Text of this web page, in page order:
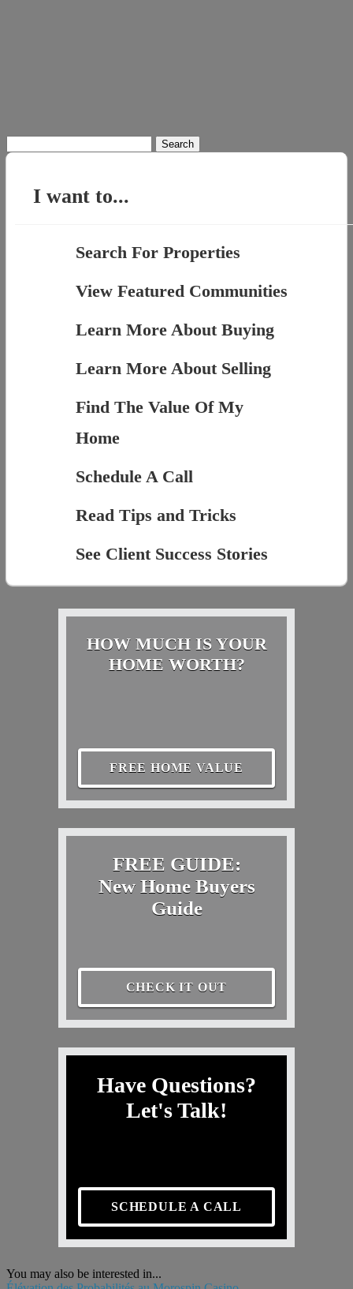
for:
I want to...
Search For Properties
View Featured Communities
Learn More About Buying
Learn More About Selling
Find The Value Of My
Home
Schedule A Call
Read Tips and Tricks
See Client Success Stories
HOW MUCH IS YOUR
HOME WORTH?
FREE HOME VALUE
FREE GUIDE:
New Home Buyers
Guide
CHECK IT OUT
Have Questions?
Let's Talk!
SCHEDULE A CALL
You may also be interested in...